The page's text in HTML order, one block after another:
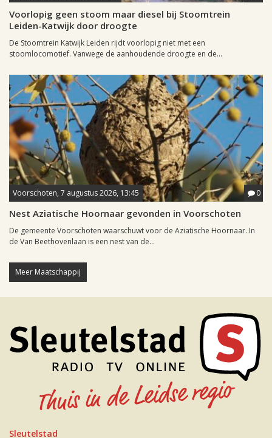
Voorlopig geen stoom maar diesel bij Stoomtrein
Leiden-Katwijk door droogte
De Stoomtrein Katwijk Leiden rijdt voorlopig niet met een
stoomlocomotief. Vanwege de aanhoudende droogte en de...
Voorschoten, 7 augustus 2026, 13:45 0
Nest Aziatische Hoornaar gevonden in Voorschoten
De gemeente Voorschoten waarschuwt voor de Aziatische Hoornaar. In
de Van Beethovenlaan is een nest van de...
Meer Maatschappij
Sleutelstad